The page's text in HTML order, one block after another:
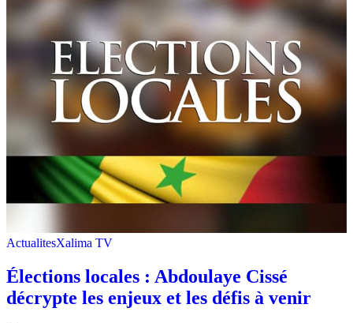
ActualitesXalima TV
Élections locales : Abdoulaye Cissé
décrypte les enjeux et les défis à venir